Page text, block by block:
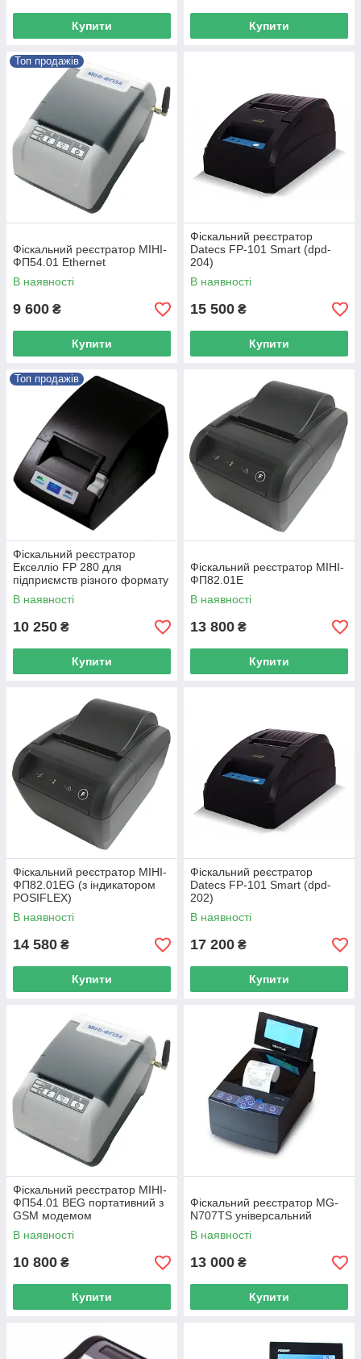
Купити Купити
Топ продажів
Фіскальний реєстратор МІНІ-
ФП54.01 Ethernet
В наявності
9 600 ₴
Купити
Фіскальний реєстратор
Datecs FP-101 Smart (dpd-
204)
В наявності
15 500 ₴
Купити
Топ продажів
Фіскальний реєстратор
Екселліо FP 280 для
підприємств різного формату
В наявності
10 250 ₴
Купити
Фіскальний реєстратор МІНІ-
ФП82.01E
В наявності
13 800 ₴
Купити
Фіскальний реєстратор МІНІ-
ФП82.01EG (з індикатором
POSIFLEX)
В наявності
14 580 ₴
Купити
Фіскальний реєстратор
Datecs FP-101 Smart (dpd-
202)
В наявності
17 200 ₴
Купити
Фіскальний реєстратор МІНІ-
ФП54.01 BEG портативний з
GSM модемом
В наявності
10 800 ₴
Купити
Фіскальний реєстратор MG-
N707TS універсальний
В наявності
13 000 ₴
Купити